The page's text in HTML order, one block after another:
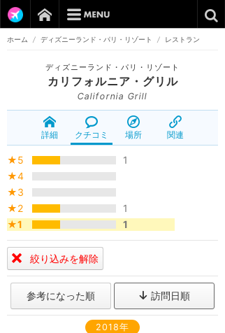
ホーム / ディズニーランド・パリ・リゾート / レストラン
ディズニーランド・パリ・リゾート
カリフォルニア・グリル
California Grill
詳細 クチコミ 場所 関連
★5
1
★4
★3
★2
1
★1
1
絞り込みを解除
参考になった順 訪問日順
2018年